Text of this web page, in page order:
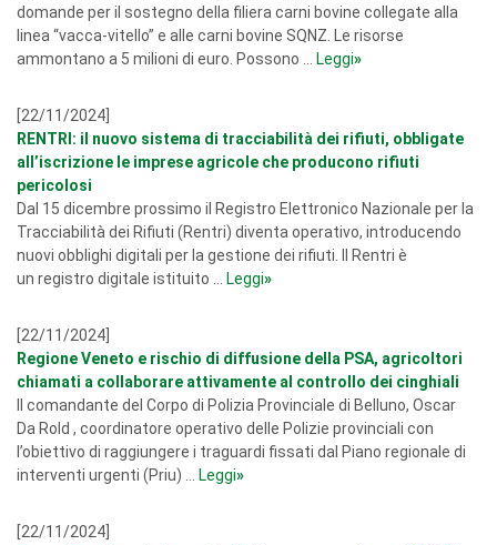
domande per il sostegno della filiera carni bovine collegate alla
linea “vacca-vitello” e alle carni bovine SQNZ. Le risorse
ammontano a 5 milioni di euro. Possono ...
Leggi»
[22/11/2024]
RENTRI: il nuovo sistema di tracciabilità dei rifiuti, obbligate
all’iscrizione le imprese agricole che producono rifiuti
pericolosi
Dal 15 dicembre prossimo il Registro Elettronico Nazionale per la
Tracciabilità dei Rifiuti (Rentri) diventa operativo, introducendo
nuovi obblighi digitali per la gestione dei rifiuti. Il Rentri è
un registro digitale istituito ...
Leggi»
[22/11/2024]
Regione Veneto e rischio di diffusione della PSA, agricoltori
chiamati a collaborare attivamente al controllo dei cinghiali
Il comandante del Corpo di Polizia Provinciale di Belluno, Oscar
Da Rold , coordinatore operativo delle Polizie provinciali con
l’obiettivo di raggiungere i traguardi fissati dal Piano regionale di
interventi urgenti (Priu) ...
Leggi»
[22/11/2024]